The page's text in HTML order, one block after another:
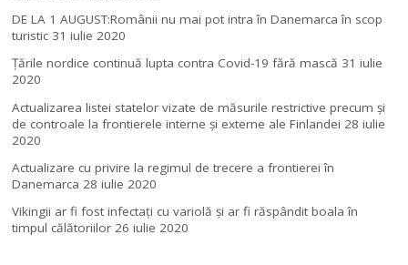
DE LA 1 AUGUST:Românii nu mai pot intra în Danemarca în scop
turistic 31 iulie 2020
Țările nordice continuă lupta contra Covid-19 fără mască 31 iulie
2020
Actualizarea listei statelor vizate de măsurile restrictive precum și
de controale la frontierele interne și externe ale Finlandei 28 iulie
2020
Actualizare cu privire la regimul de trecere a frontierei în
Danemarca 28 iulie 2020
Vikingii ar fi fost infectaţi cu variolă şi ar fi răspândit boala în
timpul călătoriilor 26 iulie 2020